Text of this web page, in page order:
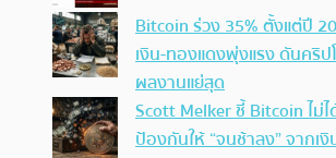
Bitcoin ร่วง 35% ตั้งแต่ปี
เงิน-ทองแดงพุ่งแรง ดันคริ
ผลงานแย่สุด
Scott Melker ชี้ Bitcoin ไม่ไ
ป้องกันให้ “จนช้าลง” จากเ